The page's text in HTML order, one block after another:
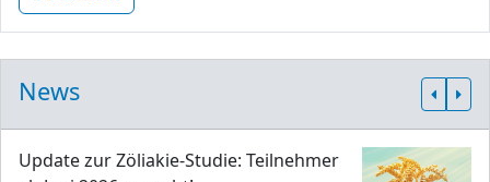
News
Update zur Zöliakie-Studie: Teilnehmer